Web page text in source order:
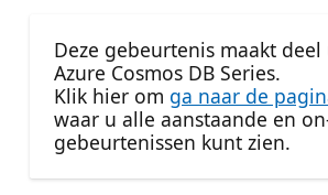
Deze gebeurtenis maakt
Azure Cosmos DB Series.
Klik hier om ga naar de
waar u alle aanstaande en
gebeurtenissen kunt zien.